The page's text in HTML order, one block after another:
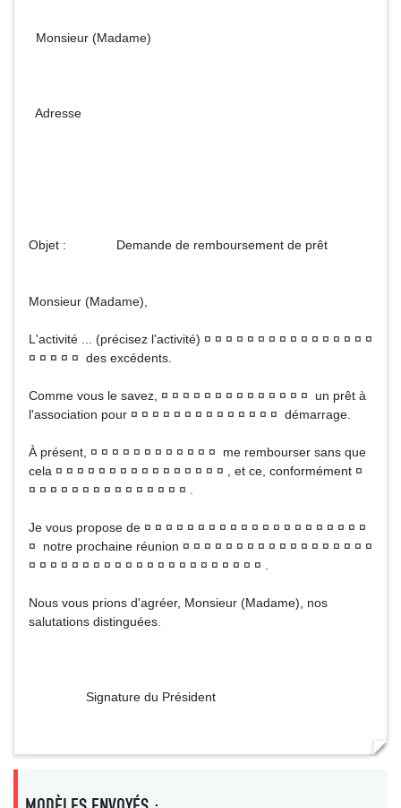
Monsieur (Madame)
Adresse
Objet : Demande de remboursement de prêt
Monsieur (Madame),
L'activité ... (précisez l'activité) ¤ ¤ ¤ ¤ ¤ ¤ ¤ ¤ ¤ ¤ ¤ ¤ ¤ ¤ ¤ ¤
¤ ¤ ¤ ¤ ¤ des excédents.
Comme vous le savez, ¤ ¤ ¤ ¤ ¤ ¤ ¤ ¤ ¤ ¤ ¤ ¤ ¤ ¤ un prêt à
l'association pour ¤ ¤ ¤ ¤ ¤ ¤ ¤ ¤ ¤ ¤ ¤ ¤ ¤ ¤ démarrage.
À présent, ¤ ¤ ¤ ¤ ¤ ¤ ¤ ¤ ¤ ¤ ¤ ¤ me rembourser sans que
cela ¤ ¤ ¤ ¤ ¤ ¤ ¤ ¤ ¤ ¤ ¤ ¤ ¤ ¤ ¤ ¤ , et ce, conformément ¤
¤ ¤ ¤ ¤ ¤ ¤ ¤ ¤ ¤ ¤ ¤ ¤ ¤ ¤ ¤ .
Je vous propose de ¤ ¤ ¤ ¤ ¤ ¤ ¤ ¤ ¤ ¤ ¤ ¤ ¤ ¤ ¤ ¤ ¤ ¤ ¤ ¤ ¤
¤ notre prochaine réunion ¤ ¤ ¤ ¤ ¤ ¤ ¤ ¤ ¤ ¤ ¤ ¤ ¤ ¤ ¤ ¤ ¤ ¤
¤ ¤ ¤ ¤ ¤ ¤ ¤ ¤ ¤ ¤ ¤ ¤ ¤ ¤ ¤ ¤ ¤ ¤ ¤ ¤ ¤ ¤ .
Nous vous prions d'agréer, Monsieur (Madame), nos
salutations distinguées.
Signature du Président